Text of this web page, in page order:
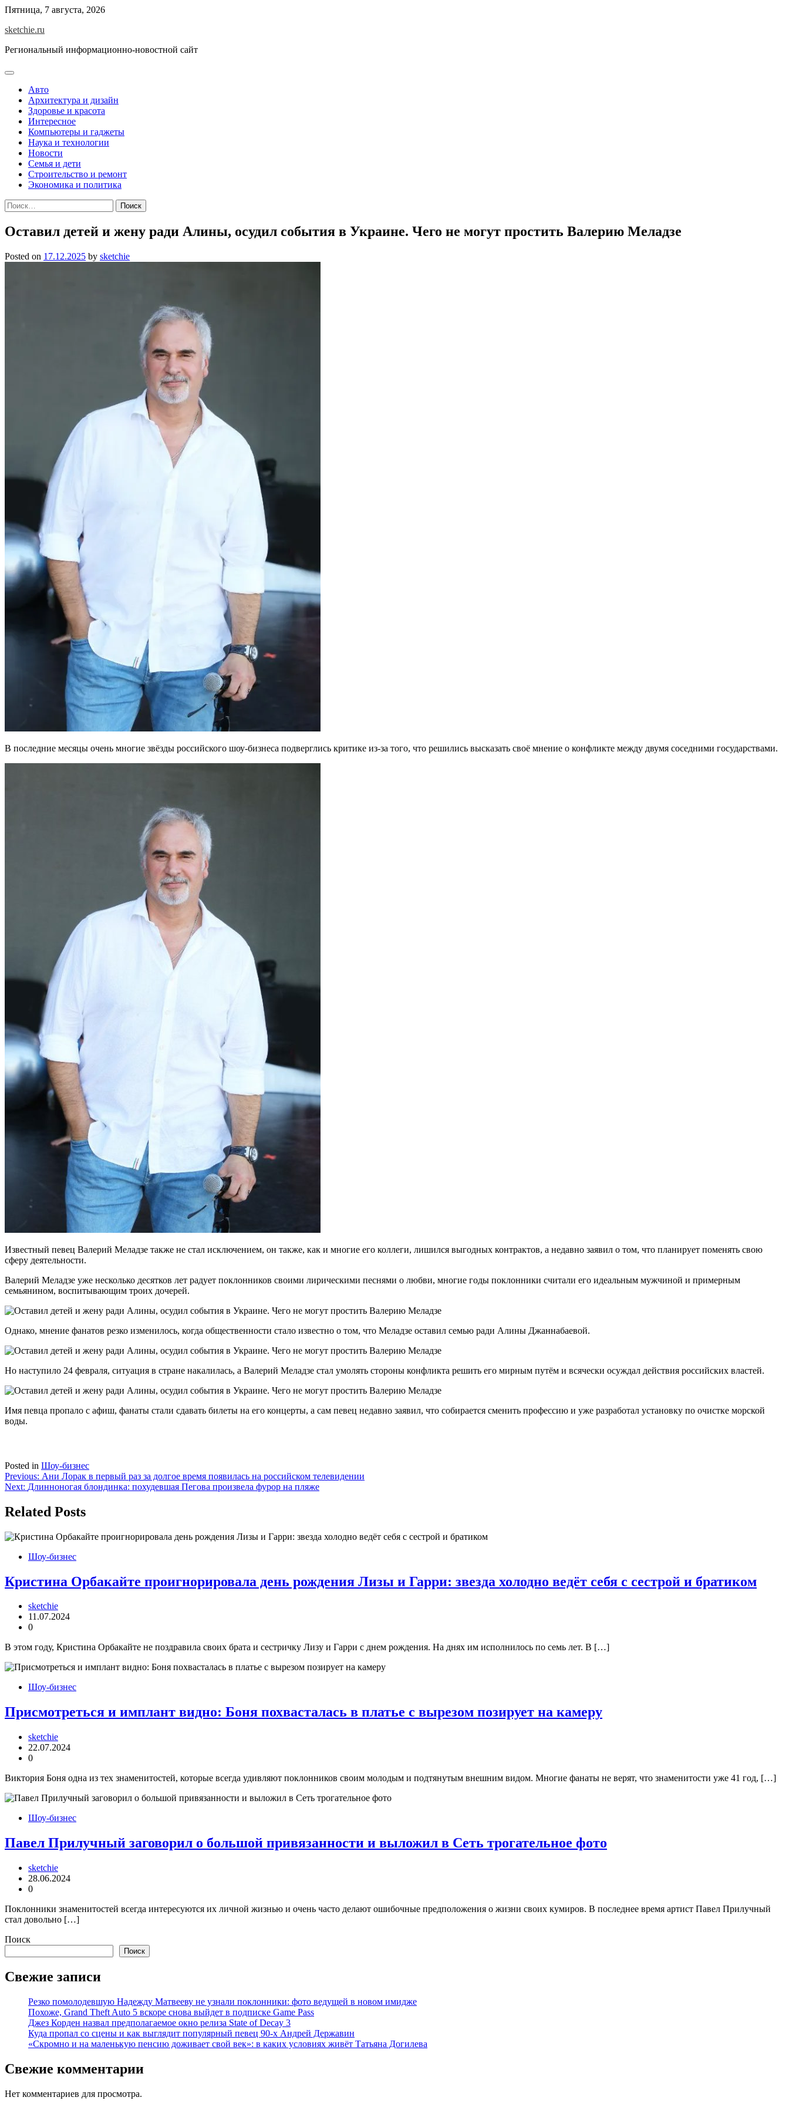
Skip
content
Пятница, 7 августа, 2026
sketchie.ru
Региональный информационно-новостной сайт
Авто
Архитектура и дизайн
Здоровье и красота
Интересное
Компьютеры и гаджеты
Наука и технологии
Новости
Семья и дети
Строительство и ремонт
Экономика и политика
Найти:
Оставил детей и жену ради Алины, осудил события в Украине. Чего не могут простить Валерию Меладзе
Posted on 17.12.2025 by sketchie
В последние месяцы очень многие звёзды российского шоу-бизнеса подверглись критике из-за того, что решились высказать своё мнение о конфликте между двумя соседними государствами.
Известный певец Валерий Меладзе также не стал исключением, он также, как и многие его коллеги, лишился выгодных контрактов, а недавно заявил о том, что планирует поменять свою
сферу деятельности.
Валерий Меладзе уже несколько десятков лет радует поклонников своими лирическими песнями о любви, многие годы поклонники считали его идеальным мужчиной и примерным
семьянином, воспитывающим троих дочерей.
Однако, мнение фанатов резко изменилось, когда общественности стало известно о том, что Меладзе оставил семью ради Алины Джаннабаевой.
Но наступило 24 февраля, ситуация в стране накалилась, а Валерий Меладзе стал умолять стороны конфликта решить его мирным путём и всячески осуждал действия российских властей.
Имя певца пропало с афиш, фанаты стали сдавать билеты на его концерты, а сам певец недавно заявил, что собирается сменить профессию и уже разработал установку по очистке морской
воды.
Posted in Шоу-бизнес
Навигация
по
записям
Previous: Ани Лорак в первый раз за долгое время появилась на российском телевидении
Next: Длинноногая блондинка: похудевшая Пегова произвела фурор на пляже
Related Posts
Шоу-бизнес
Кристина Орбакайте проигнорировала день рождения Лизы и Гарри: звезда холодно ведёт себя с сестрой и братиком
sketchie
11.07.2024
0
В этом году, Кристина Орбакайте не поздравила своих брата и сестричку Лизу и Гарри с днем рождения. На днях им исполнилось по семь лет. В […]
Шоу-бизнес
Присмотреться и имплант видно: Боня похвасталась в платье с вырезом позирует на камеру
sketchie
22.07.2024
0
Виктория Боня одна из тех знаменитостей, которые всегда удивляют поклонников своим молодым и подтянутым внешним видом. Многие фанаты не верят, что знаменитости уже 41 год, […]
Шоу-бизнес
Павел Прилучный заговорил о большой привязанности и выложил в Сеть трогательное фото
sketchie
28.06.2024
0
Поклонники знаменитостей всегда интересуются их личной жизнью и очень часто делают ошибочные предположения о жизни своих кумиров. В последнее время артист Павел Прилучный
стал довольно […]
Поиск
Поиск
Свежие записи
Резко помолодевшую Надежду Матвееву не узнали поклонники: фото ведущей в новом имидже
Похоже, Grand Theft Auto 5 вскоре снова выйдет в подписке Game Pass
Джез Корден назвал предполагаемое окно релиза State of Decay 3
Куда пропал со сцены и как выглядит популярный певец 90-х Андрей Державин
«Скромно и на маленькую пенсию доживает свой век»: в каких условиях живёт Татьяна Догилева
Свежие комментарии
Нет комментариев для просмотра.